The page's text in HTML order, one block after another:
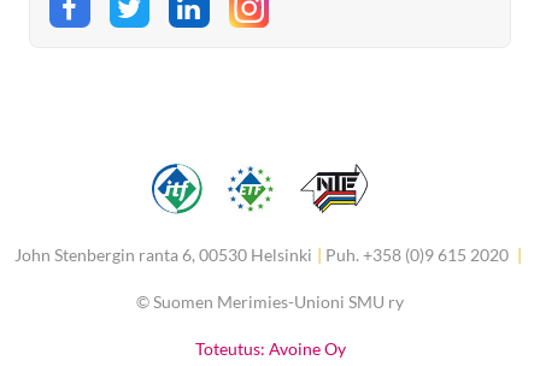
Share on Facebook
Share on Twitter
Share on LinkedIn
John Stenbergin ranta 6, 00530 Helsinki | Puh. +358 (0)9 615 2020 |
©Suomen Merimies-Unioni SMU ry
Toteutus: Avoine Oy